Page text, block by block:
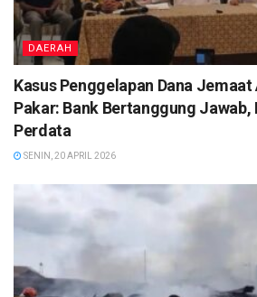
DAERAH
Kasus Penggelapan Dana Jemaat
Pakar: Bank Bertanggung Jawab,
Perdata
SENIN, 20 APRIL 2026